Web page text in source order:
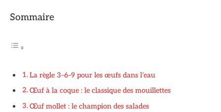
Sommaire
La règle 3–6–9 pour les œufs dans l’eau
Œuf à la coque : le classique des mouillettes
Œuf mollet : le champion des salades